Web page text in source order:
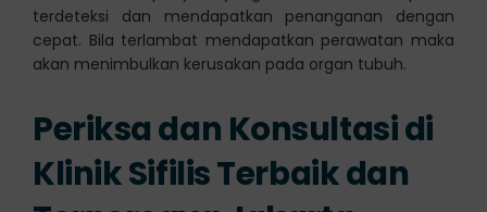
terdeteksi dan mendapatkan penanganan dengan
cepat. Bila terlambat mendapatkan perawatan maka
akan menimbulkan kerusakan pada organ tubuh.
Periksa dan Konsultasi di
Klinik Sifilis Terbaik dan